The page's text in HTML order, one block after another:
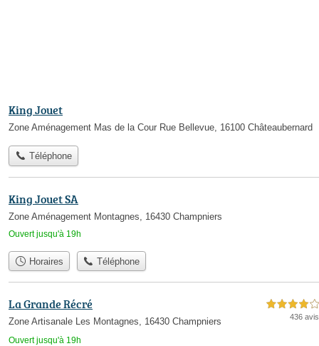
King Jouet
Zone Aménagement Mas de la Cour Rue Bellevue, 16100 Châteaubernard
Téléphone
King Jouet SA
Zone Aménagement Montagnes, 16430 Champniers
Ouvert jusqu'à 19h
Horaires Téléphone
La Grande Récré
Zone Artisanale Les Montagnes, 16430 Champniers
Ouvert jusqu'à 19h
4,0 étoiles sur 5
436 avis